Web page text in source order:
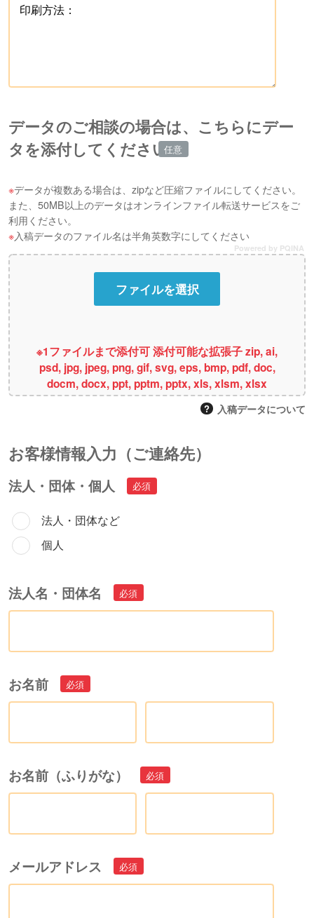
データのご相談の場合は、こちらにデー
タを添付してください
データが複数ある場合は、zipなど圧縮ファイルにしてください。
また、50MB以上のデータはオンラインファイル転送サービスをご
利用ください。
入稿データのファイル名は半角英数字にしてください
Powered by PQINA
ファイルを選択
※1ファイルまで添付可 添付可能な拡張子 zip, ai,
psd, jpg, jpeg, png, gif, svg, eps, bmp, pdf, doc,
docm, docx, ppt, pptm, pptx, xls, xlsm, xlsx
入稿データについて
お客様情報⼊⼒（ご連絡先）
法人・団体・個人
法人・団体など
個人
法人名・団体名
お名前
お名前（ふりがな）
メールアドレス